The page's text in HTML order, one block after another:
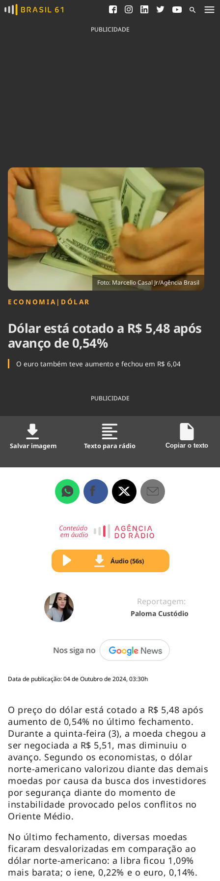
Ver todas as notícias
Saneamento
Indicadores
Agronegócios
Brasil
Brasil Mineral
Ciência &
Tecnologia
Cinema
Cultura
Economia
Educação
Infraestrutura
Internacional
Meio Ambiente
Podcast
Política
Saúde
Tempo
PUBLICIDADE
Foto: Marcello Casal Jr/Agência Brasil
ECONOMIA | DÓLAR
Dólar está cotado a R$ 5,48 após
avanço de 0,54%
O euro também teve aumento e fechou em R$ 6,04
PUBLICIDADE
Salvar imagem Texto para rádio Copiar o texto
Áudio (56s)
Reportagem:
Paloma Custódio
Data de publicação: 04 de Outubro de 2024, 03:30h
O preço do dólar está cotado a R$ 5,48 após
aumento de 0,54% no último fechamento.
Durante a quinta-feira (3), a moeda chegou a
ser negociada a R$ 5,51, mas diminuiu o
avanço. Segundo os economistas, o dólar
norte-americano valorizou diante das demais
moedas por causa da busca dos investidores
por segurança diante do momento de
instabilidade provocado pelos conflitos no
Oriente Médio.
No último fechamento, diversas moedas
ficaram desvalorizadas em comparação ao
dólar norte-americano: a libra ficou 1,09%
mais barata; o iene, 0,22% e o euro, 0,14%.